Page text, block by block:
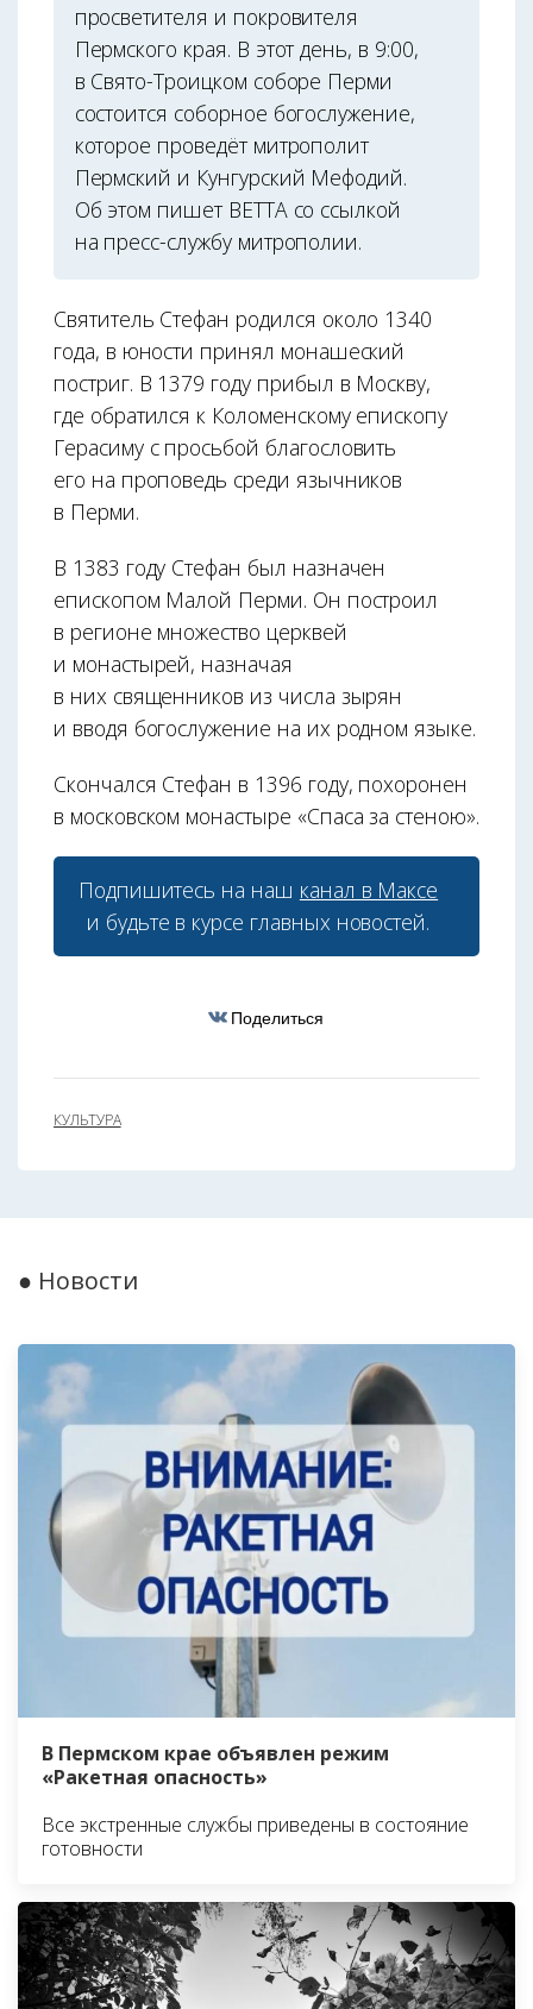
просветителя и покровителя
Пермского края. В этот день, в 9:00,
в Свято-Троицком соборе Перми
состоится соборное богослужение,
которое проведёт митрополит
Пермский и Кунгурский Мефодий.
Об этом пишет ВЕТТА со ссылкой
на пресс-службу митрополии.
Святитель Стефан родился около 1340
года, в юности принял монашеский
постриг. В 1379 году прибыл в Москву,
где обратился к Коломенскому епископу
Герасиму с просьбой благословить
его на проповедь среди язычников
в Перми.
В 1383 году Стефан был назначен
епископом Малой Перми. Он построил
в регионе множество церквей
и монастырей, назначая
в них священников из числа зырян
и вводя богослужение на их родном языке.
Скончался Стефан в 1396 году, похоронен
в московском монастыре «Спаса за стеною».
Подпишитесь на наш канал в Максе
и будьте в курсе главных новостей.
Поделиться
КУЛЬТУРА
● Новости
В Пермском крае объявлен режим
«Ракетная опасность»
Все экстренные службы приведены в состояние
готовности